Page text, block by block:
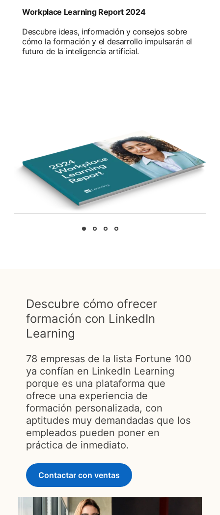
Workplace Learning Report 2024
Descubre ideas, información y consejos sobre
cómo la formación y el desarrollo impulsarán el
futuro de la inteligencia artificial.
Descubre cómo ofrecer
formación con LinkedIn
Learning
78 empresas de la lista Fortune 100
ya confían en LinkedIn Learning
porque es una plataforma que
ofrece una experiencia de
formación personalizada, con
aptitudes muy demandadas que los
empleados pueden poner en
práctica de inmediato.
Contactar con ventas